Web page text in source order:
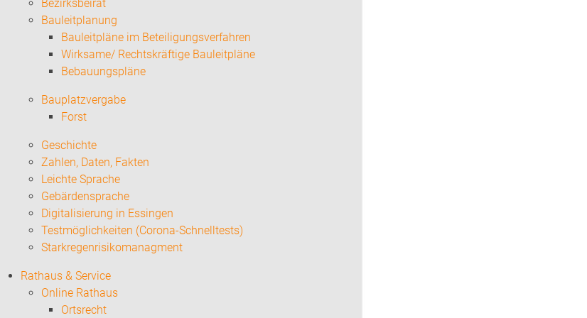
Bezirksbeirat
Bauleitplanung
Bauleitpläne im Beteiligungsverfahren
Wirksame/ Rechtskräftige Bauleitpläne
Bebauungspläne
Bauplatzvergabe
Forst
Geschichte
Zahlen, Daten, Fakten
Leichte Sprache
Gebärdensprache
Digitalisierung in Essingen
Testmöglichkeiten (Corona-Schnelltests)
Starkregenrisikomanagment
Rathaus & Service
Online Rathaus
Ortsrecht